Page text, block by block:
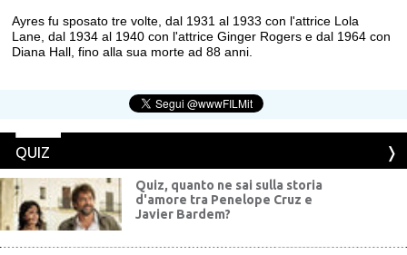
Ayres fu sposato tre volte, dal 1931 al 1933 con l'attrice Lola
Lane, dal 1934 al 1940 con l'attrice Ginger Rogers e dal 1964 con
Diana Hall, fino alla sua morte ad 88 anni.
QUIZ
Quiz, quanto ne sai sulla storia
d'amore tra Penelope Cruz e
Javier Bardem?